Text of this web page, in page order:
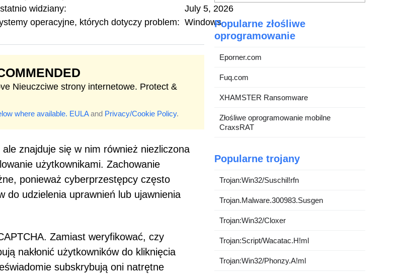
widziany:
July 5, 2026
operacyjne, których dotyczy problem: Windows
Nieuczciwe strony internetowe. Protect &
where available. EULAand Privacy/Cookie Policy.
znajduje się w nim również niezliczona
użytkownikami. Zachowanie
ponieważ cyberprzestępcy często
do udzielenia uprawnień lub ujawnienia
Zamiast weryfikować, czy
nakłonić użytkowników do kliknięcia
subskrybują oni natrętne
Popularne złośliwe
oprogramowanie
Eporner.com
Fuq.com
XHAMSTER Ransomware
Złośliwe oprogramowanie mobilne
CraxsRAT
Popularne trojany
Trojan:Win32/Suschil!rfn
Trojan.Malware.300983.Susgen
Trojan:Win32/Cloxer
Trojan:Script/Wacatac.H!ml
Trojan:Win32/Phonzy.A!ml